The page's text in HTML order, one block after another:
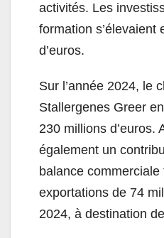
activités. Les
formation s’élevaient
d’euros.
Sur l’année 2024, le
Stallergenes Greer
230 millions d’euros.
également un
balance
exportations de 74
2024, à destination